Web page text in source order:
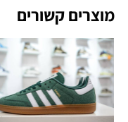
מוצרים קשורים